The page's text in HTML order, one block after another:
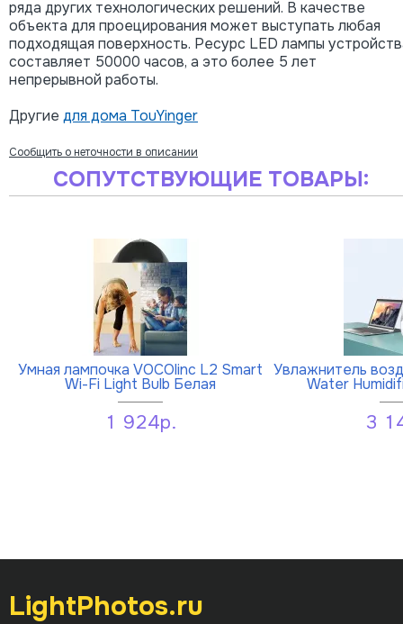
ряда других технологических решений. В качестве
объекта для проецирования может выступать любая
подходящая поверхность. Ресурс LED лампы
составляет 50000 часов, а это более 5 лет
непрерывной работы.
Другие для дома TouYinger
Сообщить о неточности в описании
СОПУТСТВУЮЩИЕ ТОВАРЫ:
Умная лампочка VOCOlinc L2 Smart
Wi-Fi Light Bulb Белая
1 924р.
Увлажнитель
Water
3
LightPhotos.ru